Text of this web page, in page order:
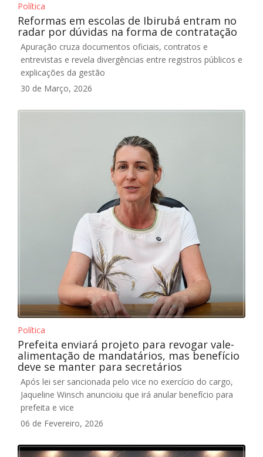
Política
Reformas em escolas de Ibirubá entram no
radar por dúvidas na forma de contratação
Apuração cruza documentos oficiais, contratos e
entrevistas e revela divergências entre registros públicos e
explicações da gestão
30 de Março, 2026
Política
Prefeita enviará projeto para revogar vale-
alimentação de mandatários, mas benefício
deve se manter para secretários
Após lei ser sancionada pelo vice no exercício do cargo,
Jaqueline Winsch anuncioiu que irá anular benefício para
prefeita e vice
06 de Fevereiro, 2026